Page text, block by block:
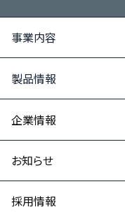
事業内容
事業内容トップ
フッ素コーティングとは
- 特性
製品情報
フッ素コーティング
遠赤外線コーティング
セラミックコーティング
企業情報
お知らせ
採用情報